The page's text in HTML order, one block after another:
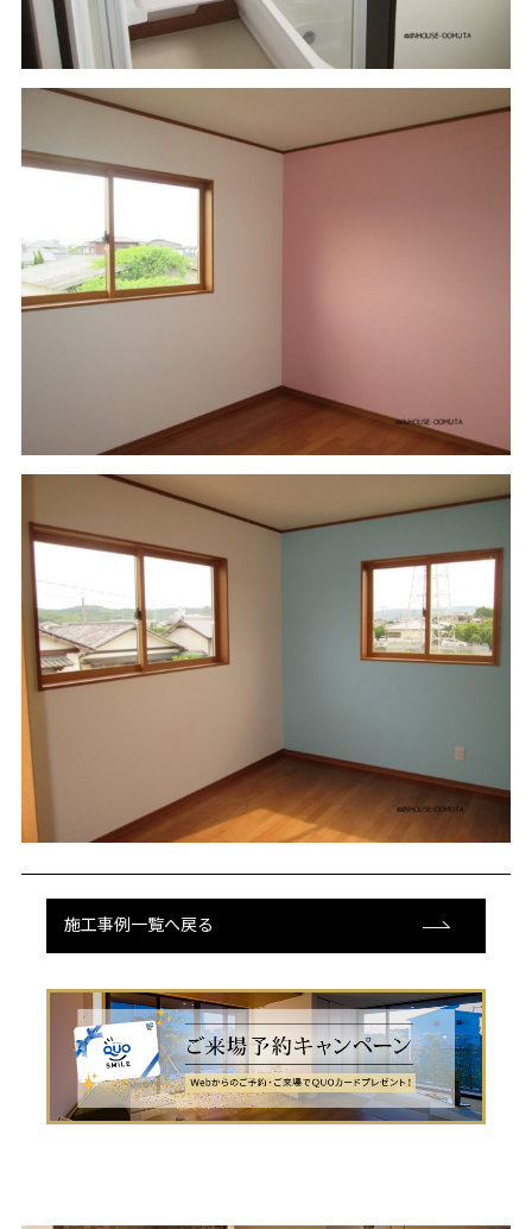
施工事例一覧へ戻る